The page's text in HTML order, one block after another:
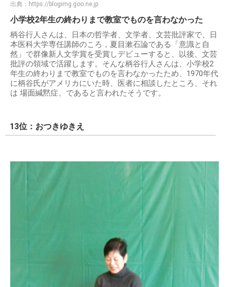
出典： https://blogimg.goo.ne.jp
小学校2年生の終わりまで教室でものを言わなかった
柄谷行人さんは、日本の哲学者、文学者、文芸批評家で、日
本医科大学専任講師のころ，夏目漱石論である「意識と自
然」で群像新人文学賞を受賞しデビューすると、以後、文芸
批評の領域で活躍します。そんな柄谷行人さんは、小学校2
年生の終わりまで教室でものを言わなかったため、1970年代
に柄谷氏がアメリカにいた時、医者に相談したところ、それ
は 場面緘黙症、であると言われたそうです。
13位：おつきゆきえ